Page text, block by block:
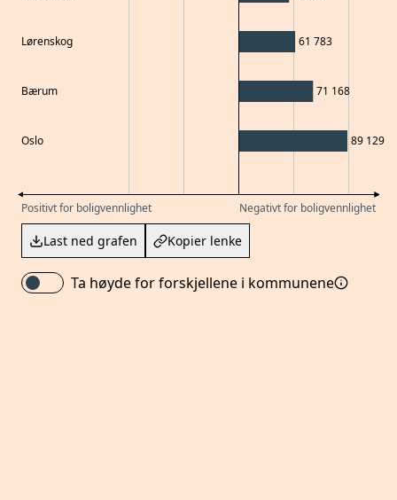
Negativt for boligvennlighet
Positivt for boligvennlighet
Lørenskog
Bærum
Oslo
61 783
71 168
89 129
Last ned grafen Kopier lenke
Ta høyde for forskjellene i kommunene